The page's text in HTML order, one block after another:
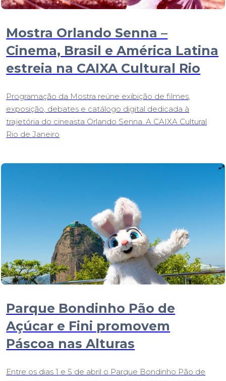
Mostra Orlando Senna –
Cinema, Brasil e América Latina
estreia na CAIXA Cultural Rio
Programação da Mostra reúne exibição de filmes,
exposição, debates e catálogo digital dedicada à
trajetória do cineasta Orlando Senna. A CAIXA Cultural
Rio de Janeiro
Parque Bondinho Pão de
Açúcar e Fini promovem
Páscoa nas Alturas
Entre os dias 1 e 5 de abril o Parque Bondinho Pão de